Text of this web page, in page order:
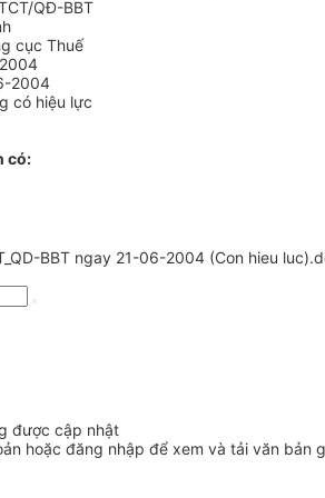
QĐ-BBT
cục Thuế
2004
có hiệu lực
có:
BBT ngay 21-06-2004 (Con hieu
được cập nhật
hoặc đăng nhập để xem và tải văn bản